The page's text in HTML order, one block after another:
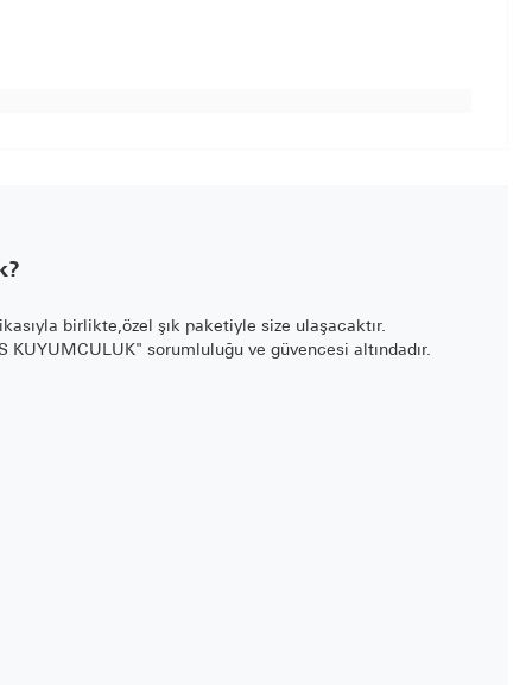
birlikte,özel şık paketiyle size ulaşacaktır.
KUYUMCULUK" sorumluluğu ve güvencesi altındadır.